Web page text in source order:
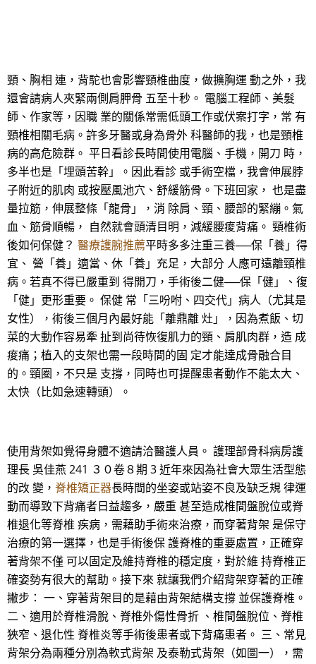
頸、胸相 連，背駝也會影響頸椎曲度，做擴胸運 動之外，我
還會請病人夾緊兩側肩胛骨 五至十秒。 電腦工程師、美髮
師、作家等，因職 業的關係常需低頭工作或伏案打字，常 有
頸椎相關毛病。許多牙醫或身為骨外 科醫師的我，也是頸椎
病的高危險群。 平日看診長時間使用電腦、手機，開刀 時，
多半也是「埋頭苦幹」。因此看診 或手術空檔，我會伸展脖
子附近的肌肉 或按壓風池穴、舒緩筋骨。下班回家， 也是盡
量拉筋，伸展整條「龍骨」，消 除肩、頸、腰部的緊繃。氣
血、筋骨順暢， 自然就會頭清目明，減緩腰痠背痛。 頸椎術
後如何保健？ 醫療護腕推薦平時多多注重三養──保「養」得
宜、 營「養」適當、休「養」充足，大部分 人應可遠離頸椎
病。若真不得已嚴重到 得開刀，手術後二健──保「健」、復
「健」更形重要。 保健 常「三吩咐、四交代」病人（尤其是
女性），術後三個月內最好能「離鼎離 灶」，因為煮飯、切
菜的大動作容易牽 扯到尚待恢復肌力的頸、肩肌肉群，造 成
痠痛；植入的支架也需一段時間的固 定才能達成骨融合目
的。頸圈，不只是 支撐，同時也可提醒患者動作不能太大、
太快（比如急速轉頭）。
使用背架如覺得身體不適請洽醫護人員。 護理部骨科病房護
理長 吳佳燕 241 ３０卷８期 3 近年來因為社會大眾生活型態
的改 變， 脊椎矯正器長時間的坐姿或站姿不良及缺乏規 律運
動而導致下背痛者日益趨多，嚴重 甚至造成椎間盤脫位或脊
椎退化等脊椎 疾病，需藉助手術來治療，而穿著背架 是保守
治療的第一選擇，也是手術後保 護脊椎的重要處置，正確穿
著背架不僅 可以固定及維持脊椎的穩定度，對於維 持脊椎正
確姿勢有很大的幫助。接下來 就讓我們介紹背架穿著的正確
撇步： 一、穿著背架目的是藉由背架結構支撐 並保護脊椎。
二、適用於脊椎滑脫、脊椎外傷性骨折 、椎間盤脫位、脊椎
狹窄、退化性 脊椎炎等手術後患者或下背痛患者。 三、常見
背架分為兩種分別為軟式背架 及泰勒式背架（如圖一），需